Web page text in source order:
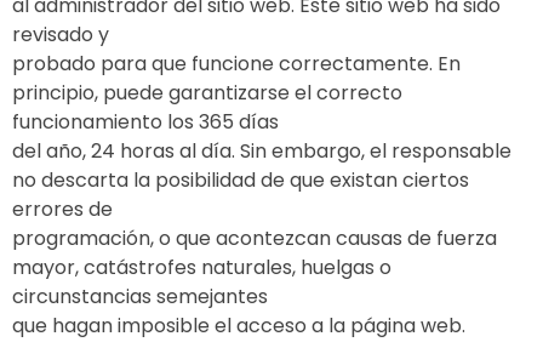
al administrador del sitio web. Este sitio web ha sido
revisado y
probado para que funcione correctamente. En
principio, puede garantizarse el correcto
funcionamiento los 365 días
del año, 24 horas al día. Sin embargo, el responsable
no descarta la posibilidad de que existan ciertos
errores de
programación, o que acontezcan causas de fuerza
mayor, catástrofes naturales, huelgas o
circunstancias semejantes
que hagan imposible el acceso a la página web.